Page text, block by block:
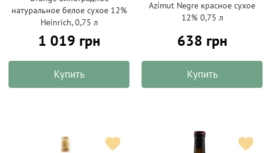
натуральное белое сухое 12%
Heinrich, 0,75 л
1 019 грн
Купить
Azimut Negre красное сухое
12% 0,75 л
638 грн
Купить